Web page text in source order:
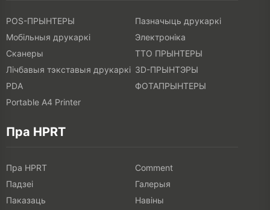
POS-ПРЫНТЕРЫ
Пазначыць друкаркі
Мобільныя друкаркі
Электроніка
Сканеры
ТТО ПРЫНТЕРЫ
Лічбавыя тэкставыя друкаркі 3D-ПРЫНТЭРЫ
PDA
ФОТАПРЫНТЕРЫ
Portable A4 Printer
Пра HPRT
Пра HPRT
Comment
Падзеі
Галерыя
Паказаць
Навіны